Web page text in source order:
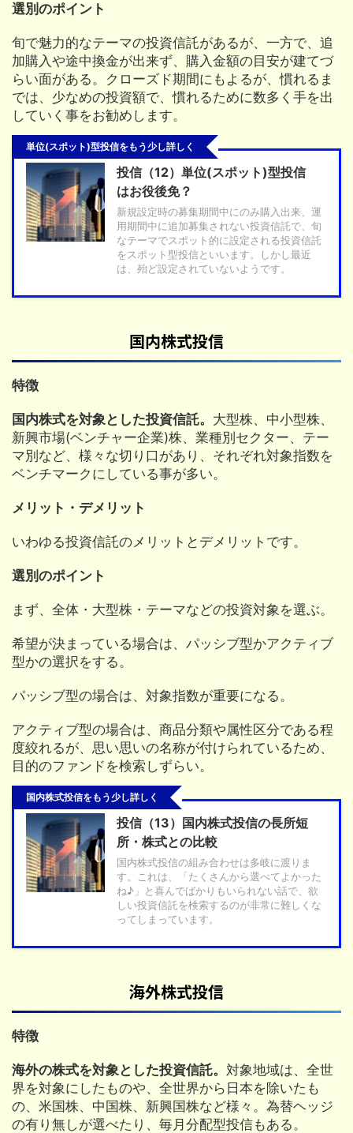
選別のポイント
旬で魅力的なテーマの投資信託があるが、一方で、追
加購入や途中換金が出来ず、購入金額の目安が建てづ
らい面がある。クローズド期間にもよるが、慣れるま
では、少なめの投資額で、慣れるために数多く手を出
していく事をお勧めします。
単位(スポット)型投信をもう少し詳しく
投信（12）単位(スポット)型投信
はお役後免？
新規設定時の募集期間中にのみ購入出来、運
用期間中に追加募集されない投資信託で、旬
なテーマでスポット的に設定される投資信託
をスポット型投信といいます。しかし最近
は、殆ど設定されていないようです。
国内株式投信
特徴
国内株式を対象とした投資信託。 大型株、中小型株、
新興市場(ベンチャー企業)株、業種別セクター、テー
マ別など、様々な切り口があり、それぞれ対象指数を
ベンチマークにしている事が多い。
メリット・デメリット
いわゆる投資信託のメリットとデメリットです。
選別のポイント
まず、全体・大型株・テーマなどの投資対象を選ぶ。
希望が決まっている場合は、パッシブ型かアクティブ
型かの選択をする。
パッシブ型の場合は、対象指数が重要になる。
アクティブ型の場合は、商品分類や属性区分である程
度絞れるが、思い思いの名称が付けられているため、
目的のファンドを検索しずらい。
国内株式投信をもう少し詳しく
投信（13）国内株式投信の長所短
所・株式との比較
国内株式投信の組み合わせは多岐に渡りま
す。これは、「たくさんから選べてよかった
ね♪」と喜んでばかりもいられない話で、欲
しい投資信託を検索するのが非常に難しくな
ってしまっています。
海外株式投信
特徴
海外の株式を対象とした投資信託。 対象地域は、全世
界を対象にしたものや、全世界から日本を除いたも
の、米国株、中国株、新興国株など様々。為替ヘッジ
の有り無しが選べたり、毎月分配型投信もある。